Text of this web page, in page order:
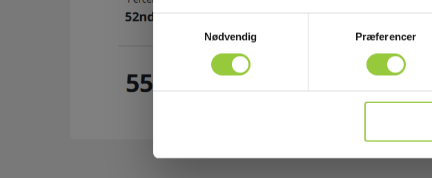
Samtykkevalg
Nødvendig
Præferencer